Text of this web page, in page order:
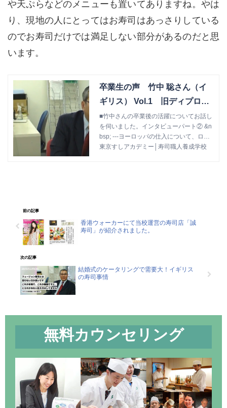
や天ぷらなどのメニューも置いてありますね。やは
り、現地の人にとってはお寿司はあっさりしている
のでお寿司だけでは満足しない部分があるのだと思
います。
卒業生の声 竹中 聡さん（イ
ギリス） Vol.1 旧ディプロマ
コース
■竹中さんの卒業後の活躍についてお話し
を伺いました。インタビューパート② &n
bsp; ---ヨーロッパの仕入について、ロン
ドンとパリの魚の仕入れ状況はいかがで
東京すしアカデミー│寿司職人養成学校
前の記事
香港ウォーカーにて当校運営の寿司店「誠
寿司」が紹介されました。
次の記事
結婚式のケータリングで需要大！イギリス
の寿司事情
無料カウンセリング